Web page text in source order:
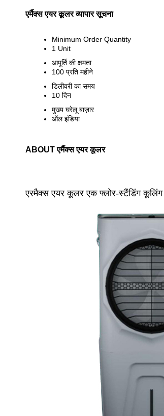
एर्मैक्स एयर कूलर व्यापार सूचना
Minimum Order Quantity
1 Unit
आपूर्ति की क्षमता
100 प्रति महीने
डिलीवरी का समय
10 दिन
मुख्य घरेलू बाज़ार
ऑल इंडिया
ABOUT एर्मैक्स एयर कूलर
एरमैक्स एयर कूलर एक फ्लोर-स्टैंडिंग